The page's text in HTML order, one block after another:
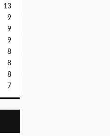
13
9
9
9
8
8
8
7